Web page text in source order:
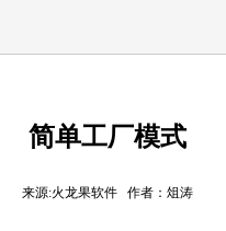
简单工厂模式
来源:火龙果软件 作者：俎涛